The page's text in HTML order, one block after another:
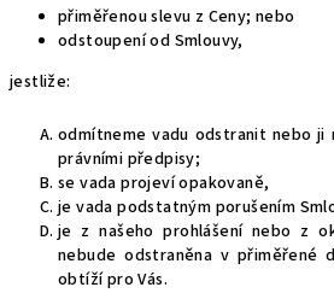
přiměřenou slevu z Ceny; nebo
odstoupení od Smlouvy,
jestliže:
odmítneme vadu odstranit nebo ji
právními předpisy;
se vada projeví opakovaně,
je vada podstatným porušením
je z našeho prohlášení nebo z
nebude odstraněna v přiměřené
obtíží pro Vás.